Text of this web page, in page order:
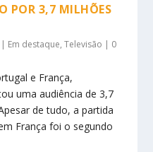
POR 3,7 MILHÕES
| Em destaque,Televisão | 0
e França,
uma audiência de 3,7
de tudo, a partida
França foi o segundo